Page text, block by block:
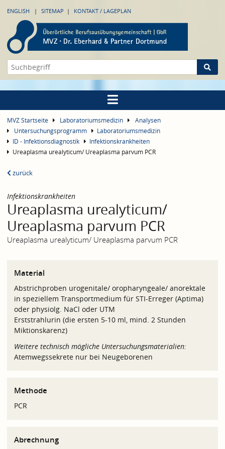
ENGLISH SITEMAP KONTAKT / LAGEPLAN
MVZ Startseite Laboratoriumsmedizin
Analysen
Untersuchungsprogramm
Laboratoriumsmedizin
ID - Infektionsdiagnostik
Infektionskrankheiten
Ureaplasma urealyticum/ Ureaplasma parvum PCR
zurück
Infektionskrankheiten
Ureaplasma urealyticum/
Ureaplasma parvum PCR
Ureaplasma urealyticum/ Ureaplasma parvum PCR
Material
Abstrichproben urogenitale/ oropharyngeale/ anorektale
in speziellem Transportmedium für STI-Erreger (Aptima)
oder physiolg. NaCl oder UTM
Erststrahlurin (die ersten 5-10 ml, mind. 2 Stunden
Miktionskarenz)
Weitere technisch mögliche Untersuchungsmaterialien:
Atemwegssekrete nur bei Neugeborenen
Methode
PCR
Abrechnung